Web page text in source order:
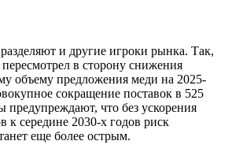
и другие игроки рынка. Так,
в сторону снижения
объему предложения меди на 2025-
сокращение поставок в 525
предупреждают, что без ускорения
к середине 2030-х годов риск
еще более острым.